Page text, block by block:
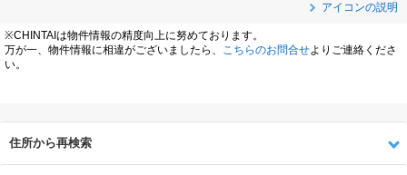
アイコンの説明
※CHINTAIは物件情報の精度向上に努めております。
万が一、物件情報に相違がございましたら、
こちらのお問合せよりご連絡くださ
い。
住所から再検索